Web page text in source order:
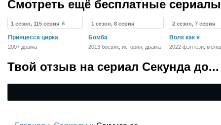
Смотреть ещё бесплатные
1 сезон, 115 серия
Принцесса цирка
2007 драма
1 сезон, 8 серия
Бомба
2013 боевик, история, драма
2 сезон, 7 серия
Волк как я
2022 фэнтези,
Твой отзыв на сериал Секунда до...